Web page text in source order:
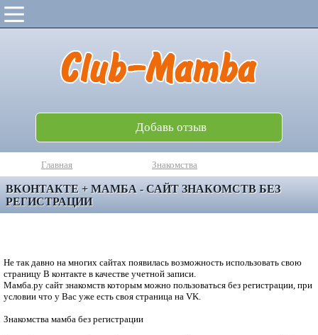
Добавь отзыв
Главная Знакомства
ВКОНТАКТЕ + МАМБА - САЙТ ЗНАКОМСТВ БЕЗ
РЕГИСТРАЦИИ
Не так давно на многих сайтах появилась возможность использовать свою
страницу В контакте в качестве учетной записи.
Мамба.ру сайт знакомств которым можно пользоваться без регистрации, при
условии что у Вас уже есть своя страница на VK.
Знакомства мамба без регистрации